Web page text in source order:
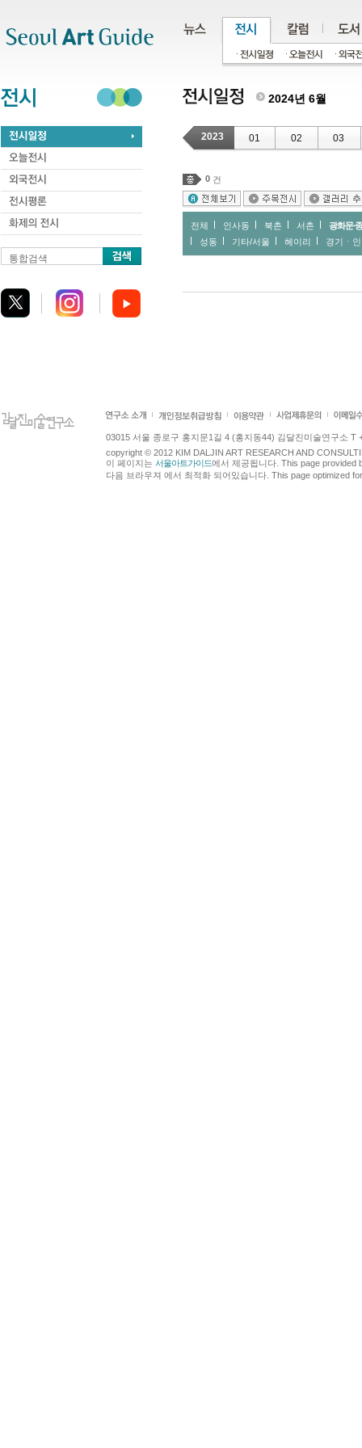
통합검색
2024년 6월
2023 01 02 03
0 건
전체 인사동 북촌 서촌
광화문∙
성동
기타/서울 헤이리 경기ㆍ
03015 서울 종로구 홍지문1길 4 (홍지동44) 김달진미술연구소 T
copyright © 2012 KIM DALJIN ART RESEARCH AND
이 페이지는 서울아트가이드에서 제공됩니다. This page provided
다음 브라우져 에서 최적화 되어있습니다. This page optimized